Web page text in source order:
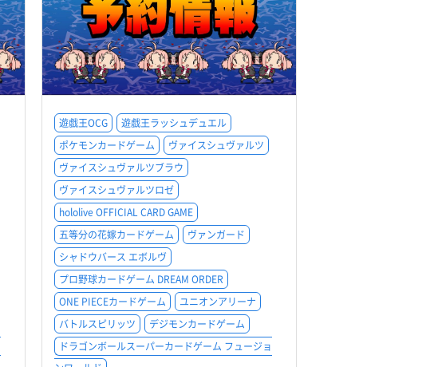
遊戯王OCG
遊戯王ラッシュデュエル
ポケモンカードゲーム
ヴァイスシュヴァルツ
ヴァイスシュヴァルツブラウ
ヴァイスシュヴァルツロゼ
hololive OFFICIAL CARD GAME
五等分の花嫁カードゲーム
ヴァンガード
シャドウバース エボルヴ
プロ野球カードゲーム DREAM ORDER
ONE PIECEカードゲーム
ユニオンアリーナ
バトルスピリッツ
デジモンカードゲーム
ドラゴンボールスーパーカードゲーム フュージョ